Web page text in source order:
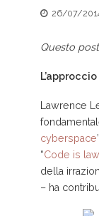
26/07/
Questo
L’approccio
Lawrence
cyberspace
“Code is law
della
– ha